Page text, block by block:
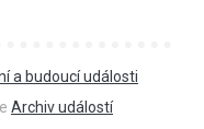
a budoucí události
Archiv událostí